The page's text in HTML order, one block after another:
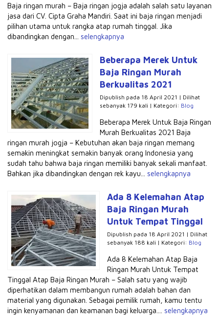
Baja ringan murah – Baja ringan jogja adalah salah satu layanan
jasa dari CV. Cipta Graha Mandiri. Saat ini baja ringan menjadi
pilihan utama untuk rangka atap rumah tinggal. Jika
dibandingkan dengan... selengkapnya
Beberapa Merek Untuk
Baja Ringan Murah
Berkualitas 2021
Dipublish pada 18 April 2021 | Dilihat
sebanyak 179 kali | Kategori: Blog
Beberapa Merek Untuk Baja Ringan
Murah Berkualitas 2021 Baja
ringan murah jogja – Kebutuhan akan baja ringan memang
semakin meningkat semakin banyak orang Indonesia yang
sudah tahu bahwa baja ringan memiliki banyak sekali manfaat.
Bahkan jika dibandingkan dengan rek kayu... selengkapnya
Ada 8 Kelemahan Atap
Baja Ringan Murah
Untuk Tempat Tinggal
Dipublish pada 18 April 2021 | Dilihat
sebanyak 188 kali | Kategori: Blog
Ada 8 Kelemahan Atap Baja
Ringan Murah Untuk Tempat
Tinggal Atap Baja Ringan Murah – Salah satu yang wajib
diperhatikan dalam membangun rumah adalah bahan dan
material yang digunakan. Sebagai pemilik rumah, kamu tentu
ingin kenyamanan dan keamanan bagi keluarga.... selengkapnya